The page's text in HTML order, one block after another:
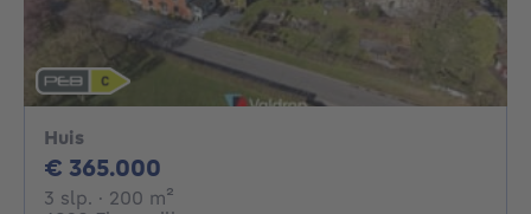
Huis
€ 365.000
3 slp. 3 slaapkamers
· 200 m²